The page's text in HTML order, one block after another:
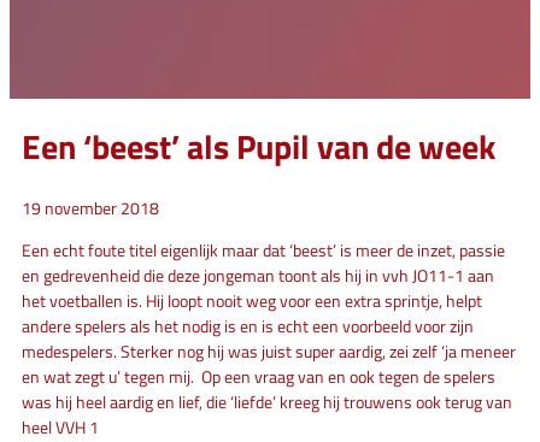
Een ‘beest’ als Pupil van de week
19 november 2018
Een echt foute titel eigenlijk maar dat ‘beest’ is meer de inzet, passie
en gedrevenheid die deze jongeman toont als hij in vvh JO11-1 aan
het voetballen is. Hij loopt nooit weg voor een extra sprintje, helpt
andere spelers als het nodig is en is echt een voorbeeld voor zijn
medespelers. Sterker nog hij was juist super aardig, zei zelf ‘ja meneer
en wat zegt u’ tegen mij. Op een vraag van en ook tegen de spelers
was hij heel aardig en lief, die ‘liefde’ kreeg hij trouwens ook terug van
heel VVH 1